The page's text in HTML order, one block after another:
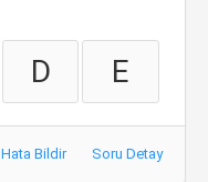
D E
Hata Bildir Soru Detay